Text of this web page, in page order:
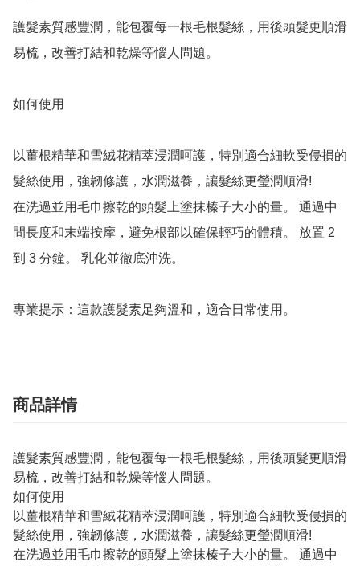
護髮素質感豐潤，能包覆每一根毛根髮絲，用後頭髮更順滑
易梳，改善打結和乾燥等惱人問題。
如何使用
以薑根精華和雪絨花精萃浸潤呵護，特別適合細軟受侵損的
髮絲使用，強韌修護，水潤滋養，讓髮絲更瑩潤順滑!
在洗過並用毛巾擦乾的頭髮上塗抹榛子大小的量。 通過中
間長度和末端按摩，避免根部以確保輕巧的體積。 放置 2
到 3 分鐘。 乳化並徹底沖洗。
專業提示：這款護髮素足夠溫和，適合日常使用。
商品詳情
護髮素質感豐潤，能包覆每一根毛根髮絲，用後頭髮更順滑
易梳，改善打結和乾燥等惱人問題。
如何使用
以薑根精華和雪絨花精萃浸潤呵護，特別適合細軟受侵損的
髮絲使用，強韌修護，水潤滋養，讓髮絲更瑩潤順滑!
在洗過並用毛巾擦乾的頭髮上塗抹榛子大小的量。 通過中